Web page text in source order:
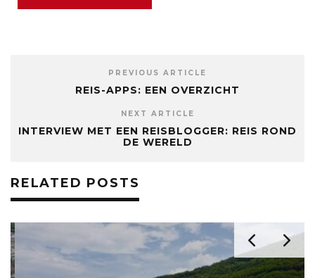
PREVIOUS ARTICLE
REIS-APPS: EEN OVERZICHT
NEXT ARTICLE
INTERVIEW MET EEN REISBLOGGER: REIS ROND
DE WERELD
RELATED POSTS